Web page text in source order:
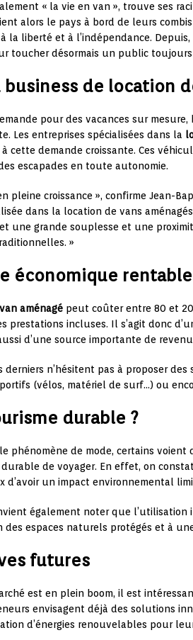
« la vie en van », trouve ses
alors le pays à bord de leurs
la liberté et à l’indépendance.
toucher désormais un public
business de location
pour des vacances sur
Les entreprises spécialisées dans la
cette demande croissante. Ces
escapades en toute autonomie.
pleine croissance », confirme Jean-
dans la location de vans
une grande souplesse et une
»
économique rentable
aménagé peut coûter entre 80 et
prestations incluses. Il s’agit donc
d’une source importante de
derniers n’hésitent pas à proposer
(vélos, matériel de surf…) ou
durable ?
phénomène de mode, certains
de voyager. En effet, on
d’avoir un impact environnemental
également noter que
espaces naturels protégés et à
futures
est en plein boom, il est
envisagent déjà des solutions
d’énergies renouvelables pour